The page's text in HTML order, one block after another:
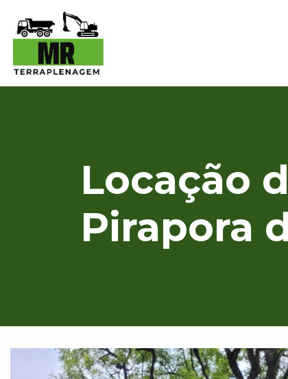
Locação
Pirapora